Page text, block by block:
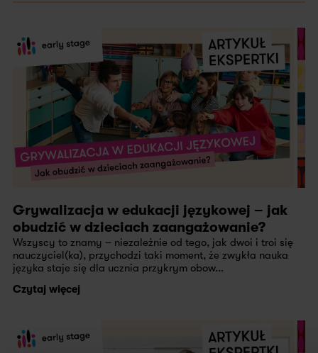
Grywalizacja w edukacji językowej – jak
obudzić w dzieciach zaangażowanie?
Wszyscy to znamy – niezależnie od tego, jak dwoi i troi się
nauczyciel(ka), przychodzi taki moment, że zwykła nauka
języka staje się dla ucznia przykrym obow...
Czytaj więcej